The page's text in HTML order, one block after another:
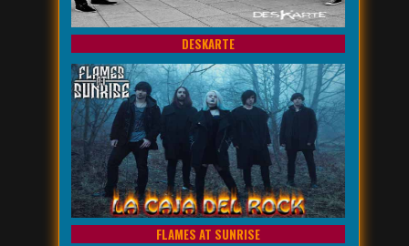
DESKARTE
FLAMES AT SUNRISE